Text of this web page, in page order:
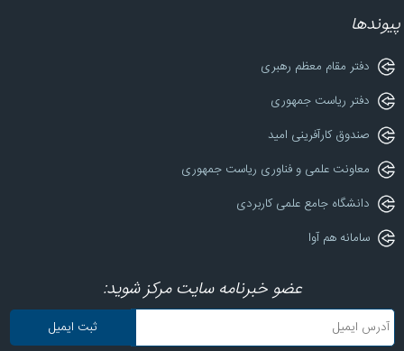
پیوندها
دفتر مقام معظم رهبری
دفتر ریاست جمهوری
صندوق کارآفرینی امید
معاونت علمی و فناوری ریاست جمهوری
دانشگاه جامع علمی کاربردی
سامانه هم آوا
عضو خبرنامه سایت مرکز شوید: